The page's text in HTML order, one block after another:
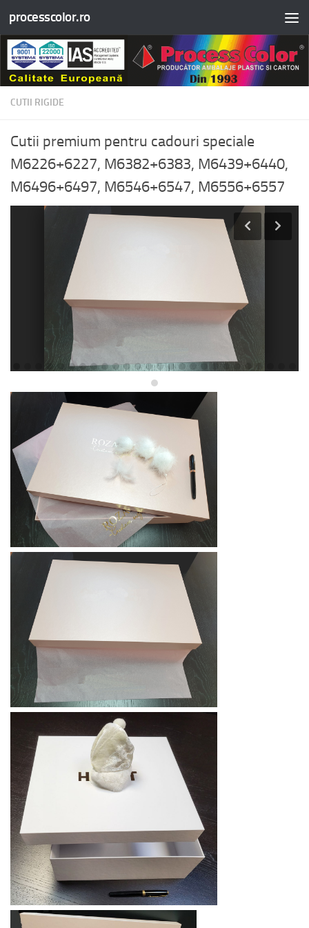
Skip to content
processcolor.ro
CUTII RIGIDE
Cutii premium pentru cadouri speciale
M6226+6227, M6382+6383, M6439+6440,
M6496+6497, M6546+6547, M6556+6557